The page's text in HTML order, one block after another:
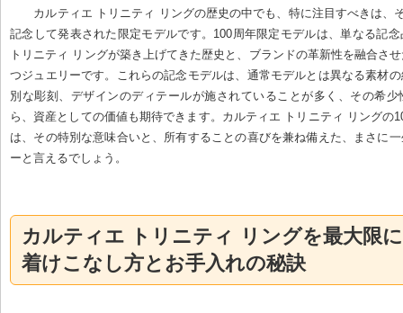
カルティエ トリニティ リングの歴史の中でも、特に注目すべきは、
記念して発表された限定モデルです。100周年限定モデルは、単なる記
トリニティ リングが築き上げてきた歴史と、ブランドの革新性を融合さ
つジュエリーです。これらの記念モデルは、通常モデルとは異なる素材
別な彫刻、デザインのディテールが施されていることが多く、その希少
ら、資産としての価値も期待できます。カルティエ トリニティ リングの
は、その特別な意味合いと、所有することの喜びを兼ね備えた、まさに
ーと言えるでしょう。
カルティエ トリニティ リングを最大限
着けこなし方とお手入れの秘訣